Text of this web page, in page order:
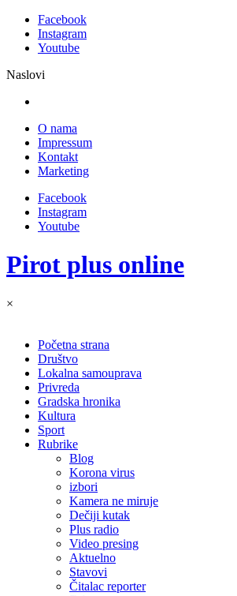
Facebook
Instagram
Youtube
Naslovi
O nama
Impressum
Kontakt
Marketing
Facebook
Instagram
Youtube
Pirot plus online
×
Početna strana
Društvo
Lokalna samouprava
Privreda
Gradska hronika
Kultura
Sport
Rubrike
Blog
Korona virus
izbori
Kamera ne miruje
Dečiji kutak
Plus radio
Video presing
Aktuelno
Stavovi
Čitalac reporter